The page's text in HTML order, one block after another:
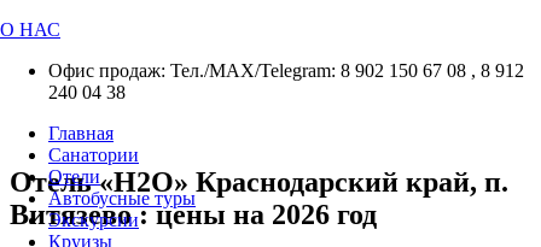
О НАС
Офис продаж: Тел./МАХ/Telegram: 8 902 150 67 08 , 8 912
240 04 38
Главная
Санатории
Отели
Автобусные туры
Экскурсии
Круизы
Отель «H2O» Краснодарский край, п.
Витязево : цены на 2026 год